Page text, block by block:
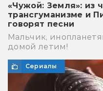
«Чужой: Земля»: из
трансгуманизме и
говорят песни
Мальчик,
домой летим!
Сериалы